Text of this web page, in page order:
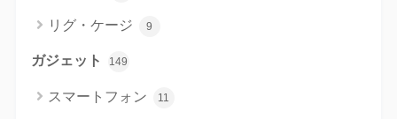
リグ・ケージ 9
ガジェット 149
スマートフォン 11